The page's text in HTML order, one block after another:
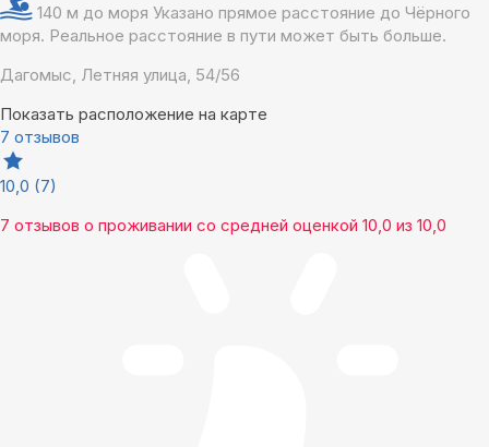
140 м до моря Указано прямое расстояние до Чёрного
моря. Реальное расстояние в пути может быть больше.
Дагомыс, Летняя улица, 54/56
Показать расположение на карте
7 отзывов
10,0 (7)
7 отзывов о проживании со средней оценкой 10,0 из 10,0